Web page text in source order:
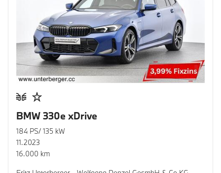
BMW 330e xDrive
184 PS/ 135 kW
11.2023
16.000 km